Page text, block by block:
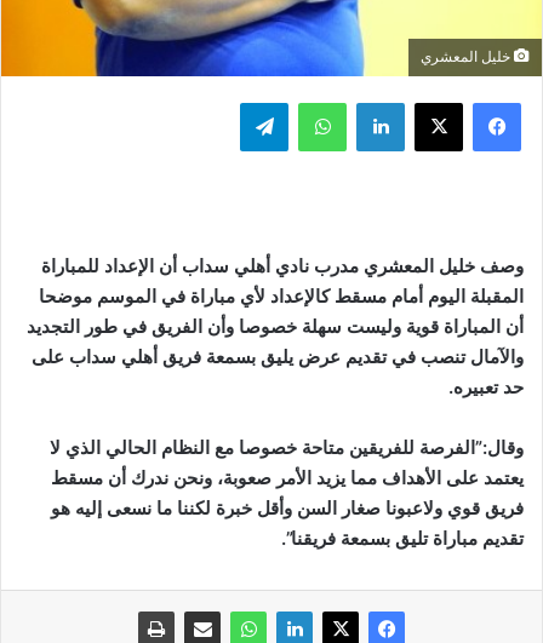
خليل المعشري
فيسبوك ‫X لينكدإن واتساب تيلقرام
وصف خليل المعشري مدرب نادي أهلي سداب أن الإعداد للمباراة
المقبلة اليوم أمام مسقط كالإعداد لأي مباراة في الموسم موضحا
أن المباراة قوية وليست سهلة خصوصا وأن الفريق في طور التجديد
والآمال تنصب في تقديم عرض يليق بسمعة فريق أهلي سداب على
حد تعبيره.
وقال:”الفرصة للفريقين متاحة خصوصا مع النظام الحالي الذي لا
يعتمد على الأهداف مما يزيد الأمر صعوبة، ونحن ندرك أن مسقط
فريق قوي ولاعبونا صغار السن وأقل خبرة لكننا ما نسعى إليه هو
تقديم مباراة تليق بسمعة فريقنا”.